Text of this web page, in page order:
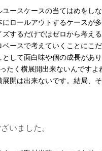
ースケースの当てはめをし
ロールアウトするケースが
するだけではゼロから考え
ースで考えていくことにこ
して面白味や個の成長があ
たく横展開出来ないんですよ
開は出来ないです。結局、
いました。